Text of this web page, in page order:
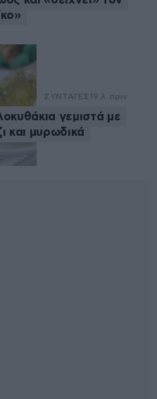
ΣΥΝΤΑΓΕΣ 19 λ. πριν
γεμιστά με
και μυρωδικά